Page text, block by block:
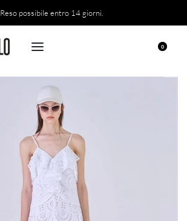
Reso possibile entro 14 giorni.
0